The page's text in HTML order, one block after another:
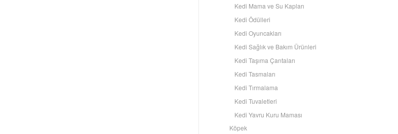
Kedi Mama ve Su Kapları
Kedi Ödülleri
Kedi Oyuncakları
Kedi Sağlık ve Bakım Ürünleri
Kedi Taşıma Çantaları
Kedi Tasmaları
Kedi Tırmalama
Kedi Tuvaletleri
Kedi Yavru Kuru Maması
Köpek